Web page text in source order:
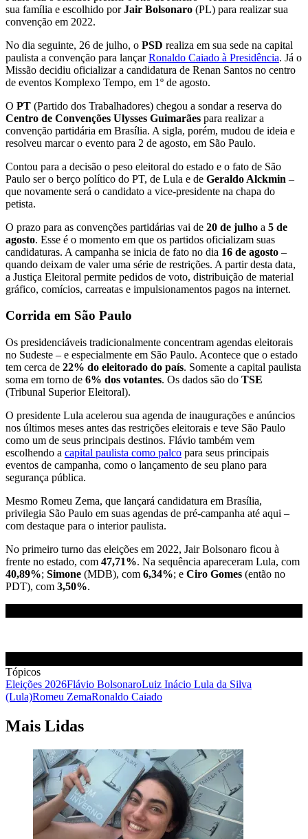
sua família e escolhido porJair Bolsonaro (PL) para realizar sua
convenção em 2022.
No dia seguinte, 26 de julho, o PSD realiza em sua sede na capital
paulista a convenção para lançarRonaldo Caiado à Presidência. Já o
Missão decidiu oficializar a candidatura de Renan Santos no centro
de eventos Komplexo Tempo, em 1º de agosto.
O PT (Partido dos Trabalhadores) chegou a sondar a reserva do
Centro de Convenções Ulysses Guimarães para realizar a
convenção partidária em Brasília. A sigla, porém, mudou de ideia e
resolveu marcar o evento para 2 de agosto, em São Paulo.
Contou para a decisão o peso eleitoral do estado e o fato de São
Paulo ser o berço político do PT, de Lula e de Geraldo Alckmin –
que novamente será o candidato a vice-presidente na chapa do
petista.
O prazo para as convenções partidárias vai de 20 de julho a 5 de
agosto. Esse é o momento em que os partidos oficializam suas
candidaturas. A campanha se inicia de fato no dia 16 de agosto –
quando deixam de valer uma série de restrições. A partir desta data,
a Justiça Eleitoral permite pedidos de voto, distribuição de material
gráfico, comícios, carreatas e impulsionamentos pagos na internet.
Corrida em São Paulo
Os presidenciáveis tradicionalmente concentram agendas eleitorais
no Sudeste – e especialmente em São Paulo. Acontece que o estado
tem cerca de 22% do eleitorado do país. Somente a capital paulista
soma em torno de 6% dos votantes. Os dados são do TSE
(Tribunal Superior Eleitoral).
O presidente Lula acelerou sua agenda de inaugurações e anúncios
nos últimos meses antes das restrições eleitorais e teve São Paulo
como um de seus principais destinos. Flávio também vem
escolhendo a capital paulista como palco para seus principais
eventos de campanha, como o lançamento de seu plano para
segurança pública.
Mesmo Romeu Zema, que lançará candidatura em Brasília,
privilegia São Paulo em suas agendas de pré-campanha até aqui –
com destaque para o interior paulista.
No primeiro turno das eleições em 2022, Jair Bolsonaro ficou à
frente no estado, com 47,71%. Na sequência apareceram Lula, com
40,89%; Simone (MDB), com 6,34%; e Ciro Gomes (então no
PDT), com 3,50%.
Tópicos
Eleições 2026Flávio BolsonaroLuiz Inácio Lula da Silva
(Lula)Romeu ZemaRonaldo Caiado
Mais Lidas